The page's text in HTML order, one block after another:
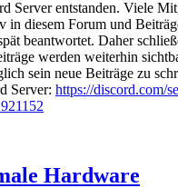
Server entstanden. Viele
in diesem Forum und
beantwortet. Daher
werden weiterhin
sein neue Beiträge zu
Server: https://discord.com/
Hardware